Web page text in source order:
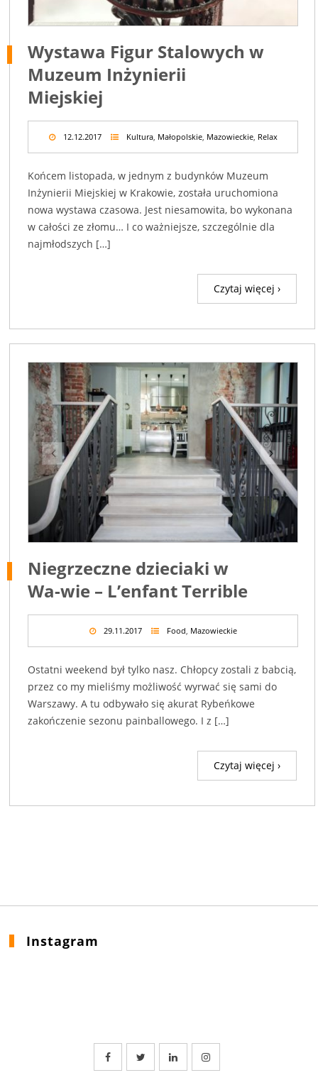
Wystawa Figur Stalowych w
Muzeum Inżynierii
Miejskiej
12.12.2017 Kultura, Małopolskie, Mazowieckie, Relax
Końcem listopada, w jednym z budynków Muzeum
Inżynierii Miejskiej w Krakowie, została uruchomiona
nowa wystawa czasowa. Jest niesamowita, bo wykonana
w całości ze złomu… I co ważniejsze, szczególnie dla
najmłodszych […]
Czytaj więcej ›
Niegrzeczne dzieciaki w
Wa-wie – L’enfant Terrible
29.11.2017 Food, Mazowieckie
Ostatni weekend był tylko nasz. Chłopcy zostali z babcią,
przez co my mieliśmy możliwość wyrwać się sami do
Warszawy. A tu odbywało się akurat Rybeńkowe
zakończenie sezonu painballowego. I z […]
Czytaj więcej ›
Instagram